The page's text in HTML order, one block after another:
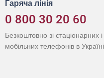
Гаряча лінія
0 800 30 20 60
Безкоштовно зі стаціонарних і
мобільних телефонів в Україні